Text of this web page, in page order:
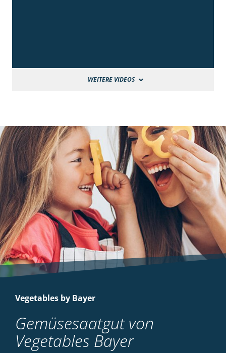
WEITERE VIDEOS
Vegetables by Bayer
Gemüsesaatgut von
Vegetables Bayer